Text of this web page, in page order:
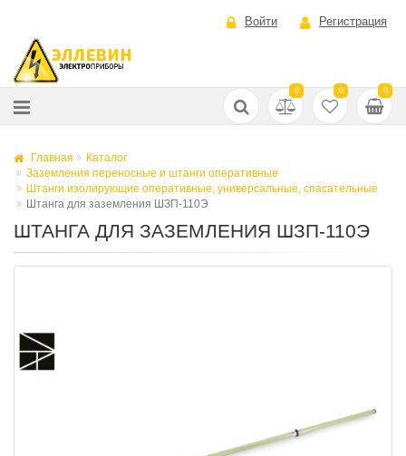
Войти Регистрация
0 0 0
Главная
Каталог
Заземления переносные и штанги оперативные
Штанги изолирующие оперативные, универсальные, спасательные
Штанга для заземления ШЗП-110Э
ШТАНГА ДЛЯ ЗАЗЕМЛЕНИЯ ШЗП-110Э